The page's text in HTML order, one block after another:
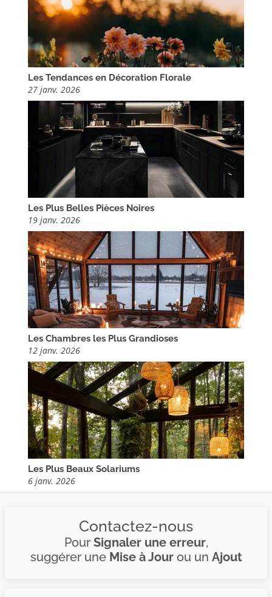
Les Tendances en Décoration Florale
27 janv. 2026
Les Plus Belles Pièces Noires
19 janv. 2026
Les Chambres les Plus Grandioses
12 janv. 2026
Les Plus Beaux Solariums
6 janv. 2026
Contactez-nous
Pour Signaler une erreur,
suggérer une Mise à Jourou un Ajout